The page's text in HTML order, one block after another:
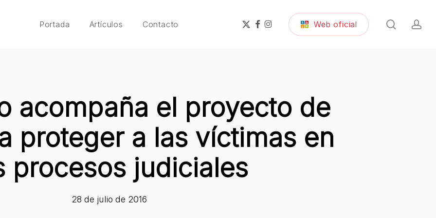
Portada Artículos Contacto
x-
twitter
facebook
instagram Web oficial search
acompaña el proyecto de
proteger a las víctimas en
procesos judiciales
28 de julio de 2016